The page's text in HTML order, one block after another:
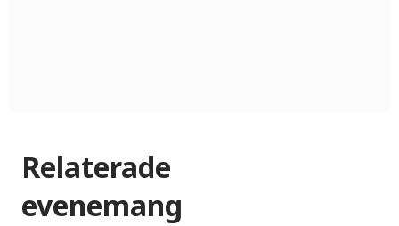
Relaterade
evenemang